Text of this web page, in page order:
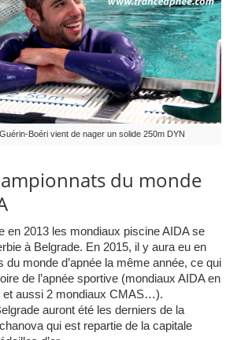
Boéri vient de nager un solide 250m DYN
du monde
en 2013 les mondiaux piscine AIDA se
à Belgrade. En 2015, il y aura eu en
du monde d’apnée la même année, ce qui
de l’apnée sportive (mondiaux AIDA en
et aussi 2 mondiaux CMAS…).
auront été les derniers de la
qui est repartie de la capitale